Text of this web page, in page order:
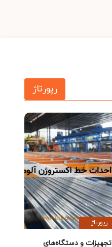
رپورتاژ
رپورتاژ
تجهیزات و دستگاه‌های